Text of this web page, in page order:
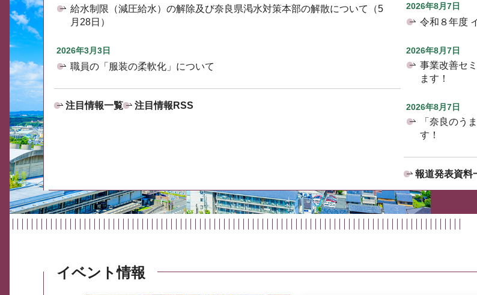
給水制限（減圧給水）の解除及び奈良県渇水対策本部の解散について（5
月28日）
2026年3月3日
職員の「服装の柔軟化」について
注目情報一覧 注目情報RSS
2026年8月7日
令和８年度
2026年8月7日
事業改善セ
ます！
2026年8月7日
「奈良のう
す！
報道発表資料
イベント情報